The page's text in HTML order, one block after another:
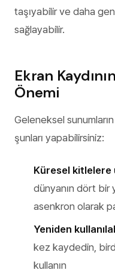
taşıyabilir ve daha
sağlayabilir.
Ekran
Önemi
Geleneksel sunumların
şunları yapabilirsiniz:
Küresel kitlelere
dünyanın dört bir
asenkron olarak
Yeniden
kez kaydedin,
kullanın